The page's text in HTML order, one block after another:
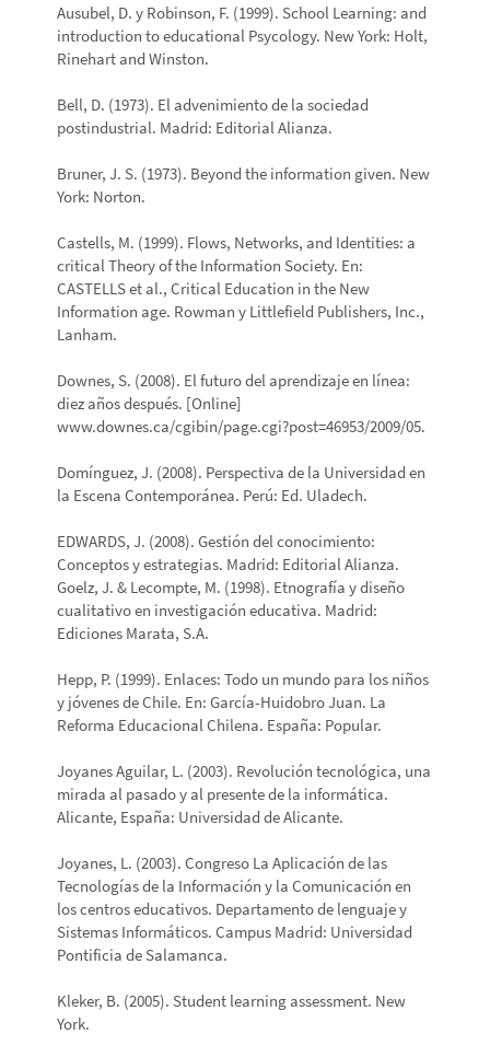
Ausubel, D. y Robinson, F. (1999). School Learning: and
introduction to educational Psycology. New York: Holt,
Rinehart and Winston.
Bell, D. (1973). El advenimiento de la sociedad
postindustrial. Madrid: Editorial Alianza.
Bruner, J. S. (1973). Beyond the information given. New
York: Norton.
Castells, M. (1999). Flows, Networks, and Identities: a
critical Theory of the Information Society. En:
CASTELLS et al., Critical Education in the New
Information age. Rowman y Littlefield Publishers, Inc.,
Lanham.
Downes, S. (2008). El futuro del aprendizaje en línea:
diez años después. [Online]
www.downes.ca/cgibin/page.cgi?post=46953/2009/05.
Domínguez, J. (2008). Perspectiva de la Universidad en
la Escena Contemporánea. Perú: Ed. Uladech.
EDWARDS, J. (2008). Gestión del conocimiento:
Conceptos y estrategias. Madrid: Editorial Alianza.
Goelz, J. & Lecompte, M. (1998). Etnografía y diseño
cualitativo en investigación educativa. Madrid:
Ediciones Marata, S.A.
Hepp, P. (1999). Enlaces: Todo un mundo para los niños
y jóvenes de Chile. En: García-Huidobro Juan. La
Reforma Educacional Chilena. España: Popular.
Joyanes Aguilar, L. (2003). Revolución tecnológica, una
mirada al pasado y al presente de la informática.
Alicante, España: Universidad de Alicante.
Joyanes, L. (2003). Congreso La Aplicación de las
Tecnologías de la Información y la Comunicación en
los centros educativos. Departamento de lenguaje y
Sistemas Informáticos. Campus Madrid: Universidad
Pontificia de Salamanca.
Kleker, B. (2005). Student learning assessment. New
York.